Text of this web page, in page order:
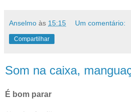
Anselmo às 15:15 Um comentário:
Compartilhar
Som na caixa,
É bom parar